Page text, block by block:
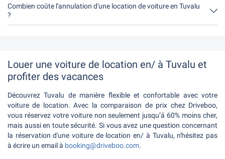
Louer une voiture de location en/ à Tuvalu et
profiter des vacances
Découvrez Tuvalu de manière flexible et confortable avec votre
voiture de location. Avec la comparaison de prix chez Driveboo,
vous réservez votre voiture non seulement jusqu’á 60% moins cher,
mais aussi en toute sécurité. Si vous avez une question concernant
la réservation d'une voiture de location en/ à Tuvalu, n'hésitez pas
à écrire un email à booking@driveboo.com.
Combien coûte l'annulation d'une location de voiture en Tuvalu
?
Jusqu'à 24 heures avant la location, l'annulation pendant les